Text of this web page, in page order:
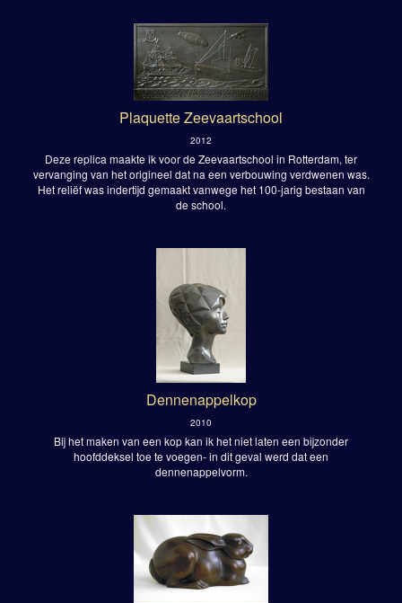
Plaquette Zeevaartschool
2012
Deze replica maakte ik voor de Zeevaartschool in Rotterdam, ter
vervanging van het origineel dat na een verbouwing verdwenen was.
Het reliëf was indertijd gemaakt vanwege het 100-jarig bestaan van
de school.
Dennenappelkop
2010
Bij het maken van een kop kan ik het niet laten een bijzonder
hoofddeksel toe te voegen- in dit geval werd dat een
dennenappelvorm.